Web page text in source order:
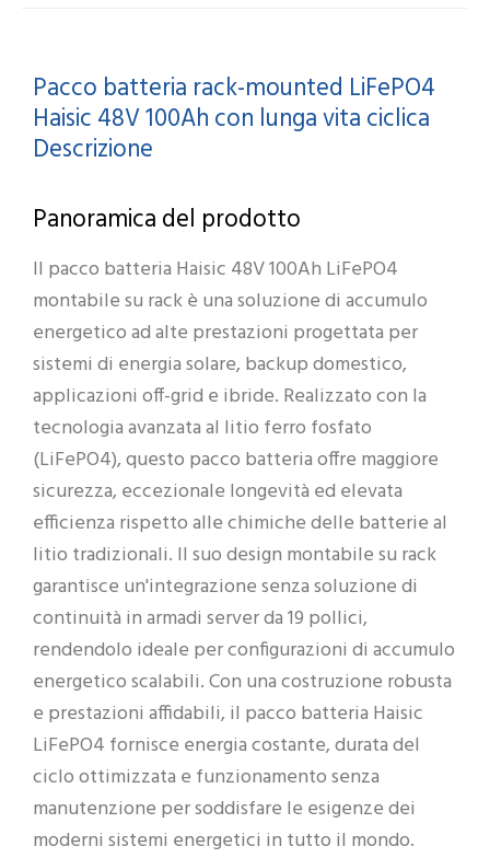
quantità
Pacco batteria rack-mounted LiFePO4
Haisic 48V 100Ah con lunga vita ciclica
Descrizione
Panoramica del prodotto
Il pacco batteria Haisic 48V 100Ah LiFePO4
montabile su rack è una soluzione di accumulo
energetico ad alte prestazioni progettata per
sistemi di energia solare, backup domestico,
applicazioni off-grid e ibride. Realizzato con la
tecnologia avanzata al litio ferro fosfato
(LiFePO4), questo pacco batteria offre maggiore
sicurezza, eccezionale longevità ed elevata
efficienza rispetto alle chimiche delle batterie al
litio tradizionali. Il suo design montabile su rack
garantisce un'integrazione senza soluzione di
continuità in armadi server da 19 pollici,
rendendolo ideale per configurazioni di accumulo
energetico scalabili. Con una costruzione robusta
e prestazioni affidabili, il pacco batteria Haisic
LiFePO4 fornisce energia costante, durata del
ciclo ottimizzata e funzionamento senza
manutenzione per soddisfare le esigenze dei
moderni sistemi energetici in tutto il mondo.